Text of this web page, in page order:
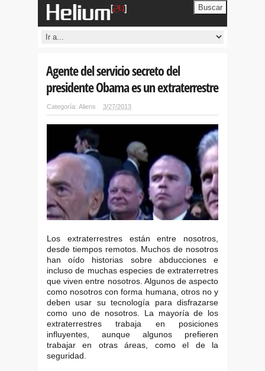
Buscar
Agente del servicio secreto del
presidente Obama es un extraterrestre
Categoría: Aliens 3/27/2013
Los extraterrestres están entre nosotros,
desde tiempos remotos. Muchos de nosotros
han oído historias sobre abducciones e
incluso de muchas especies de extraterretres
que viven entre nosotros. Algunos de aspecto
como nosotros con forma humana, otros no y
deben usar su tecnología para disfrazarse
como uno de nosotros. La mayoría de los
extraterrestres trabaja en posiciones
influyentes, aunque algunos prefieren
trabajar en otras áreas, como el de la
seguridad.